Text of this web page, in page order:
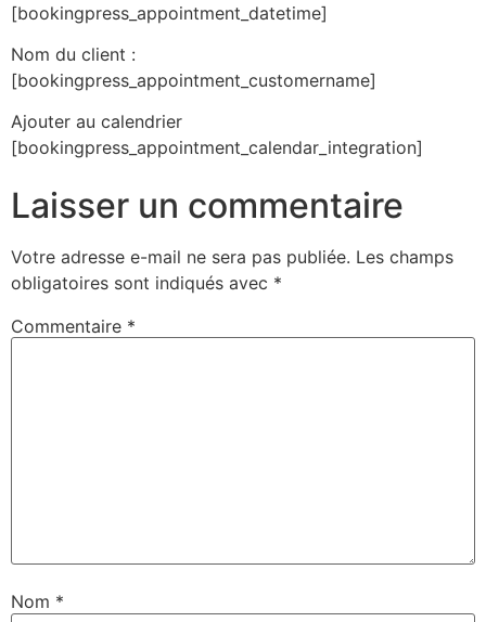
[bookingpress_appointment_datetime]
Nom du client :
[bookingpress_appointment_customername]
Ajouter au calendrier
[bookingpress_appointment_calendar_integration]
Laisser un commentaire
Votre adresse e-mail ne sera pas publiée. Les champs
obligatoires sont indiqués avec *
Commentaire *
Nom *